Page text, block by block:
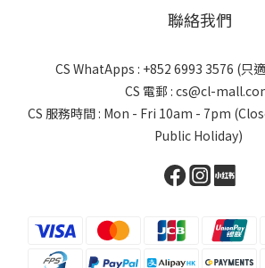
聯絡我們
CS WhatApps : +852 6993 3576 (只
CS 電郵 : cs@cl-
CS 服務時間 : Mon - Fri 10am - 7pm
Public Holiday)